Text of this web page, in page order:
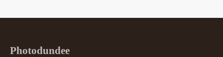
Photodundee